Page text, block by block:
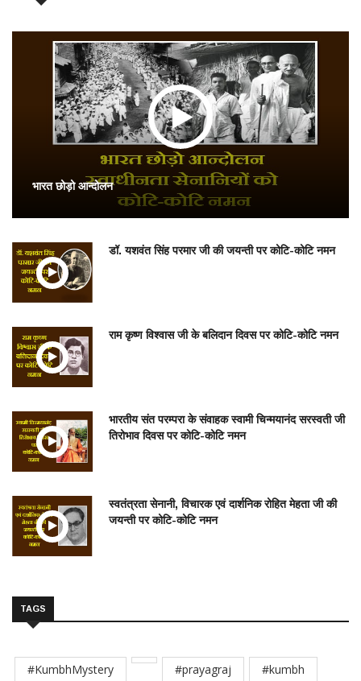
भारत छोड़ो आन्दोलन
डॉ. यशवंत सिंह परमार जी की जयन्ती पर कोटि-कोटि नमन
राम कृष्ण विश्वास जी के बलिदान दिवस पर कोटि-कोटि नमन
भारतीय संत परम्परा के संवाहक स्वामी चिन्मयानंद सरस्वती जी
तिरोभाव दिवस पर कोटि-कोटि नमन
स्वतंत्रता सेनानी, विचारक एवं दार्शनिक रोहित मेहता जी की
जयन्ती पर कोटि-कोटि नमन
TAGS
#KumbhMystery #prayagraj
#kumbh